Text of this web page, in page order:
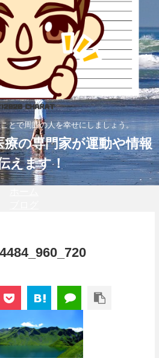
とで周囲の人を幸せにしましょう。
の専門家が運動や情報
えます！